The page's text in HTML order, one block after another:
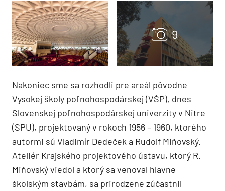
Nakoniec sme sa rozhodli pre areál pôvodne
Vysokej školy poľnohospodárskej (VŠP), dnes
Slovenskej poľnohospodárskej univerzity v Ni­tre
(SPU), projektovaný v rokoch 1956 – 1960, ktorého
autormi sú Vladimír Dedeček a Rudolf Miňovský.
Ateliér Krajského projektového ústavu, ktorý R.
Miňovský viedol a ktorý sa venoval hlavne
školským stavbám, sa prirodzene zúčastnil